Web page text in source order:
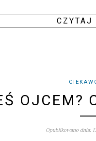
CZY­TAJ
OJCEM?
Opublikowano dnia: